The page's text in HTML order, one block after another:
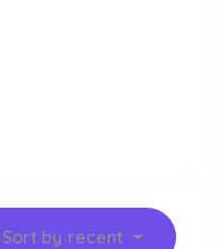
Sort by recent